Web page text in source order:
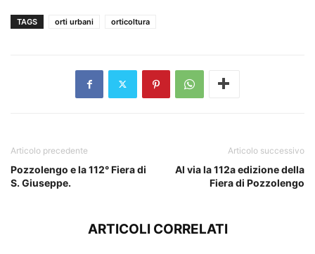
TAGS orti urbani orticoltura
Articolo precedente
Pozzolengo e la 112° Fiera di
S. Giuseppe.
Articolo successivo
Al via la 112a edizione della
Fiera di Pozzolengo
ARTICOLI CORRELATI